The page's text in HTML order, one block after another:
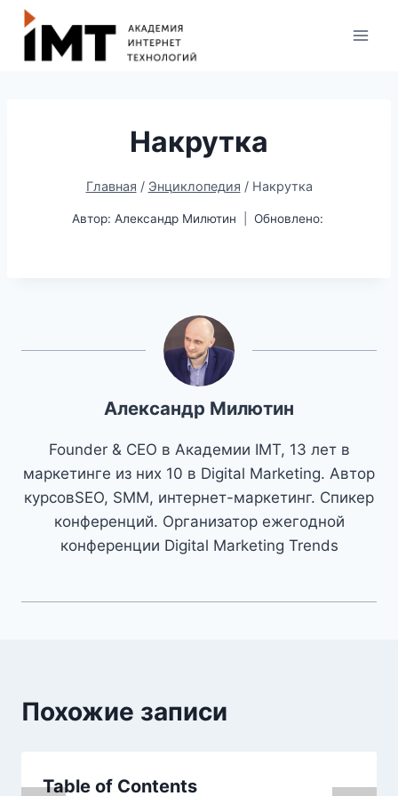
Накрутка
Главная / Энциклопедия / Накрутка
Автор: Александр Милютин Обновлено:
Александр Милютин
Founder & CEO в Академии IMT, 13 лет в
маркетинге из них 10 в Digital Marketing. Автор
курсовSEO, SMM, интернет-маркетинг. Спикер
конференций. Организатор ежегодной
конференции Digital Marketing Trends
Похожие записи
Table of Contents